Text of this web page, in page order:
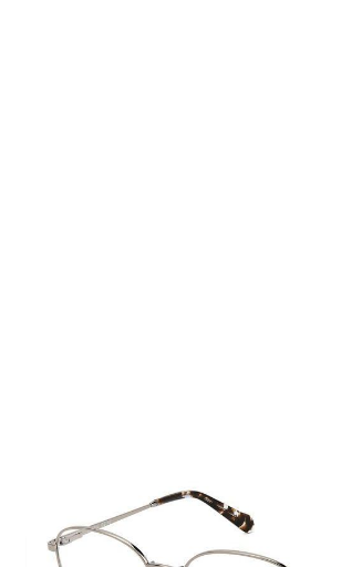
zzgl.Versandkosten
Menge